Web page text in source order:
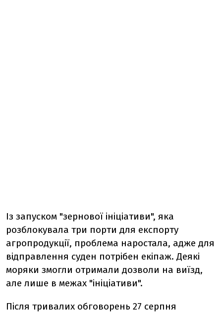
Із запуском "зернової ініціативи", яка
розблокувала три порти для експорту
агропродукції, проблема наростала, адже для
відправлення суден потрібен екіпаж. Деякі
моряки змогли отримали дозволи на виїзд,
але лише в межах "ініціативи".
Після тривалих обговорень 27 серпня